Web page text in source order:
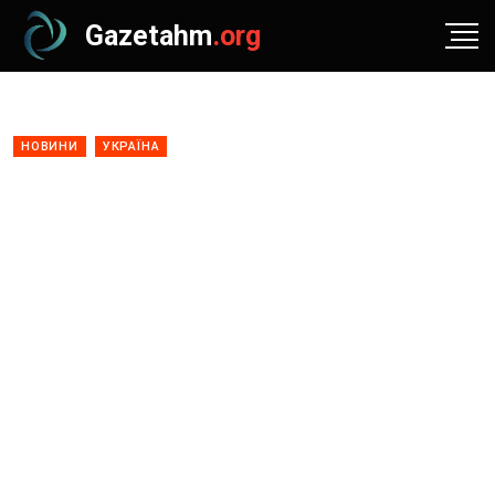
Gazetahm.org
НОВИНИ УКРАЇНА